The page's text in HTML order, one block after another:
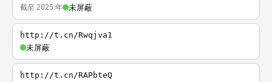
截至 2025 年 未屏蔽
http://t.cn/Rwqjva1
未屏蔽
http://t.cn/RAPbteQ